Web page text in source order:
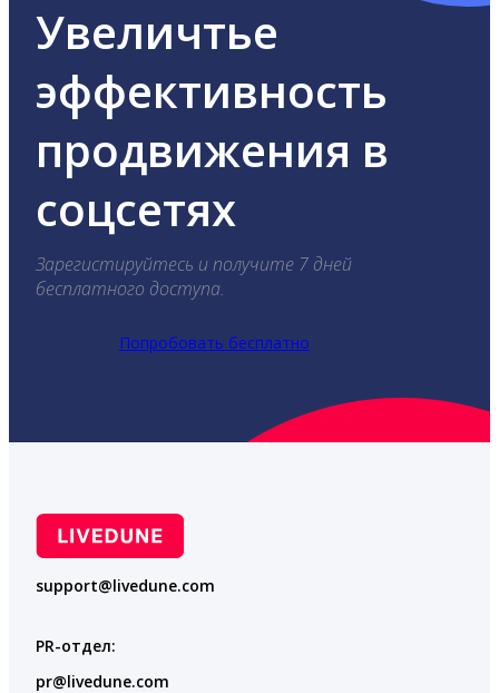
Увеличтье
эффективность
продвижения в
соцсетях
Зарегистируйтесь и получите 7 дней
бесплатного доступа.
Попробовать бесплатно
support@livedune.com
PR-отдел:
pr@livedune.com